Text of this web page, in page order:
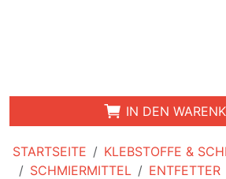
STARTSEITE
KLEBSTOFFE &
SCHMIERMITTEL
ENTFETTER
IN DEN